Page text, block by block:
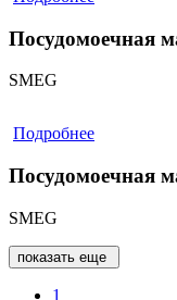
Посудомоечная
SMEG
Подробнее
Посудомоечная
SMEG
показать еще
1